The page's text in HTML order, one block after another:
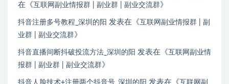
在《互联网副业情报群 | 副业群 | 副业交流群》
抖音注册多号教程_深圳的阳 发表在《互联网副业情报群 | 副
业群 | 副业交流群》
抖音直播间断抖破投流方法_深圳的阳 发表在《互联网副业情
报群 | 副业群 | 副业交流群》
抖音人脸技术+注册两个抖音号_深圳的阳 发表在《互联网副